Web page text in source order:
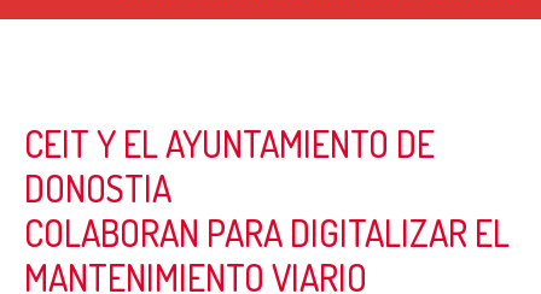
CEIT Y EL AYUNTAMIENTO DE
DONOSTIA
COLABORAN PARA DIGITALIZAR EL
MANTENIMIENTO VIARIO